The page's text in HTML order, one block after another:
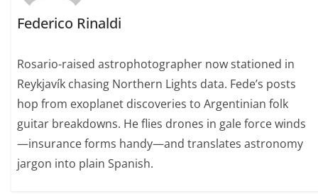
Federico Rinaldi
Rosario-raised astrophotographer now stationed in
Reykjavík chasing Northern Lights data. Fede’s posts
hop from exoplanet discoveries to Argentinian folk
guitar breakdowns. He flies drones in gale force winds
—insurance forms handy—and translates astronomy
jargon into plain Spanish.